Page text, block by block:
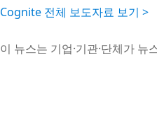
Cognite 전체 보도자료 보기 >
이 뉴스는 기업·기관·단체가